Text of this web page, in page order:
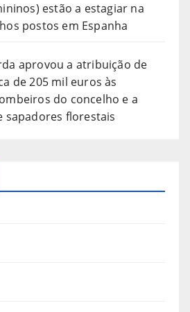
estão a estagiar na
postos em Espanha
aprovou a atribuição de
de 205 mil euros às
do concelho e a
sapadores florestais